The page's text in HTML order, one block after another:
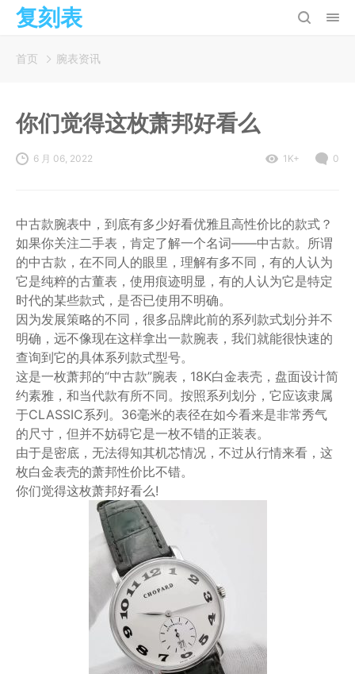
复刻表
首页 腕表资讯
你们觉得这枚萧邦好看么
6 月 06, 2022 1K+ 0
中古款腕表中，到底有多少好看优雅且高性价比的款式？
如果你关注二手表，肯定了解一个名词——中古款。所谓
的中古款，在不同人的眼里，理解有多不同，有的人认为
它是纯粹的古董表，使用痕迹明显，有的人认为它是特定
时代的某些款式，是否已使用不明确。
因为发展策略的不同，很多品牌此前的系列款式划分并不
明确，远不像现在这样拿出一款腕表，我们就能很快速的
查询到它的具体系列款式型号。
这是一枚萧邦的“中古款”腕表，18K白金表壳，盘面设计简
约素雅，和当代款有所不同。按照系列划分，它应该隶属
于CLASSIC系列。36毫米的表径在如今看来是非常秀气
的尺寸，但并不妨碍它是一枚不错的正装表。
由于是密底，无法得知其机芯情况，不过从行情来看，这
枚白金表壳的萧邦性价比不错。
你们觉得这枚萧邦好看么!